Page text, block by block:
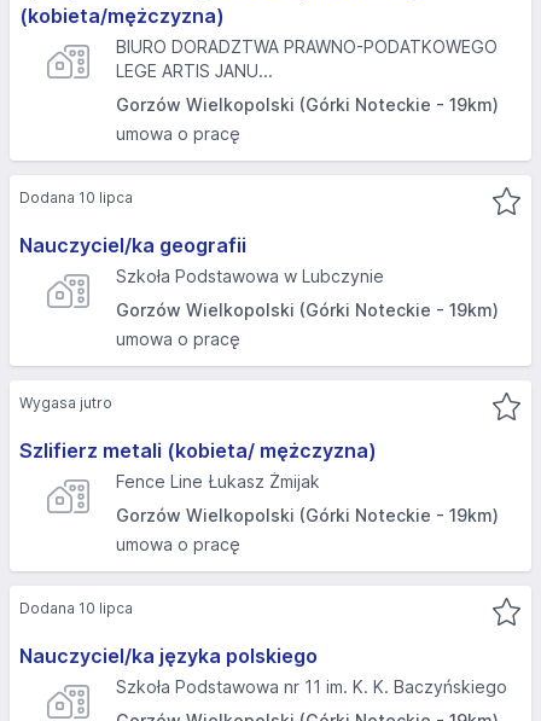
(kobieta/mężczyzna)
BIURO DORADZTWA PRAWNO-PODATKOWEGO
LEGE ARTIS JANU...
Gorzów Wielkopolski (Górki Noteckie - 19km)
umowa o pracę
Nauczyciel/ka geografii
Szkoła Podstawowa w Lubczynie
Gorzów Wielkopolski (Górki Noteckie - 19km)
umowa o pracę
Dodana 10 lipca
Szlifierz metali (kobieta/ mężczyzna)
Fence Line Łukasz Żmijak
Gorzów Wielkopolski (Górki Noteckie - 19km)
umowa o pracę
Wygasa jutro
Nauczyciel/ka języka polskiego
Szkoła Podstawowa nr 11 im. K. K. Baczyńskiego
Dodana 10 lipca